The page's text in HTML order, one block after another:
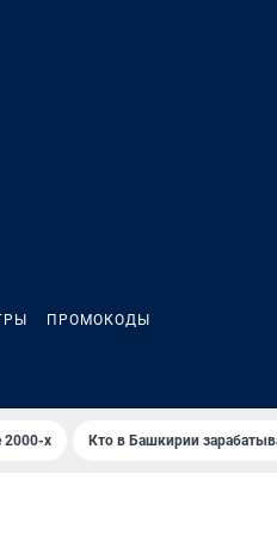
ПРОМОКОДЫ
2000-х Кто в Башкирии